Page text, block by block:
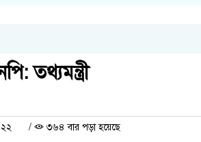
তথ্যমন্ত্রী
/ ৩৬৪ বার পড়া হয়েছে